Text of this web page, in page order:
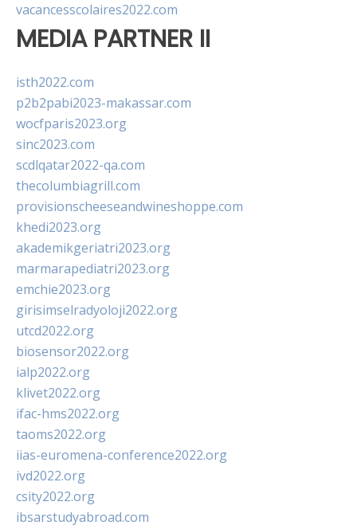
vacancesscolaires2022.com
MEDIA PARTNER II
isth2022.com
p2b2pabi2023-makassar.com
wocfparis2023.org
sinc2023.com
scdlqatar2022-qa.com
thecolumbiagrill.com
provisionscheeseandwineshoppe.com
khedi2023.org
akademikgeriatri2023.org
marmarapediatri2023.org
emchie2023.org
girisimselradyoloji2022.org
utcd2022.org
biosensor2022.org
ialp2022.org
klivet2022.org
ifac-hms2022.org
taoms2022.org
iias-euromena-conference2022.org
ivd2022.org
csity2022.org
ibsarstudyabroad.com